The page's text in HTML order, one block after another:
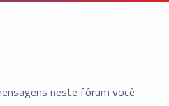
neste fórum você